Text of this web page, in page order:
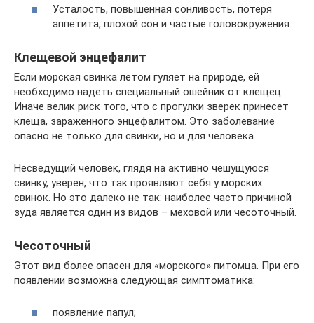
Усталость, повышенная сонливость, потеря
аппетита, плохой сон и частые головокружения.
Клещевой энцефалит
Если морская свинка летом гуляет на природе, ей
необходимо надеть специальный ошейник от клещец.
Иначе велик риск того, что с прогулки зверек принесет
клеща, зараженного энцефалитом. Это заболевание
опасно не только для свинки, но и для человека.
Несведущий человек, глядя на активно чешущуюся
свинку, уверен, что так проявляют себя у морских
свинок. Но это далеко не так: наиболее часто причиной
зуда является один из видов – меховой или чесоточный.
Чесоточный
Этот вид более опасен для «морского» питомца. При его
появлении возможна следующая симптоматика:
появление папул;